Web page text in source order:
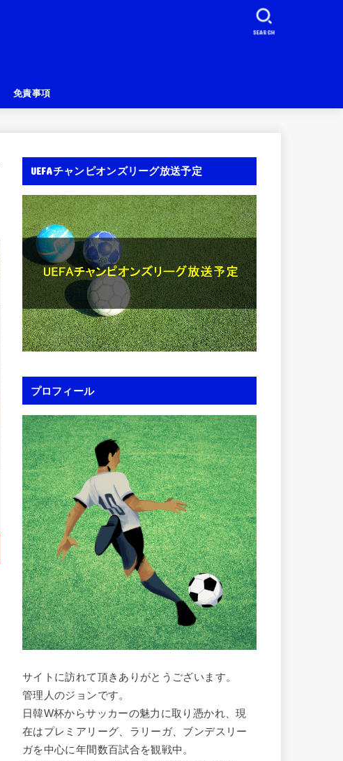
免責事項
SEARCH
UEFAチャンピオンズリーグ放送予定
プロフィール
サイトに訪れて頂きありがとうございます。
管理人のジョンです。
日韓W杯からサッカーの魅力に取り憑かれ、現
在はプレミアリーグ、ラリーガ、ブンデスリー
ガを中心に年間数百試合を観戦中。